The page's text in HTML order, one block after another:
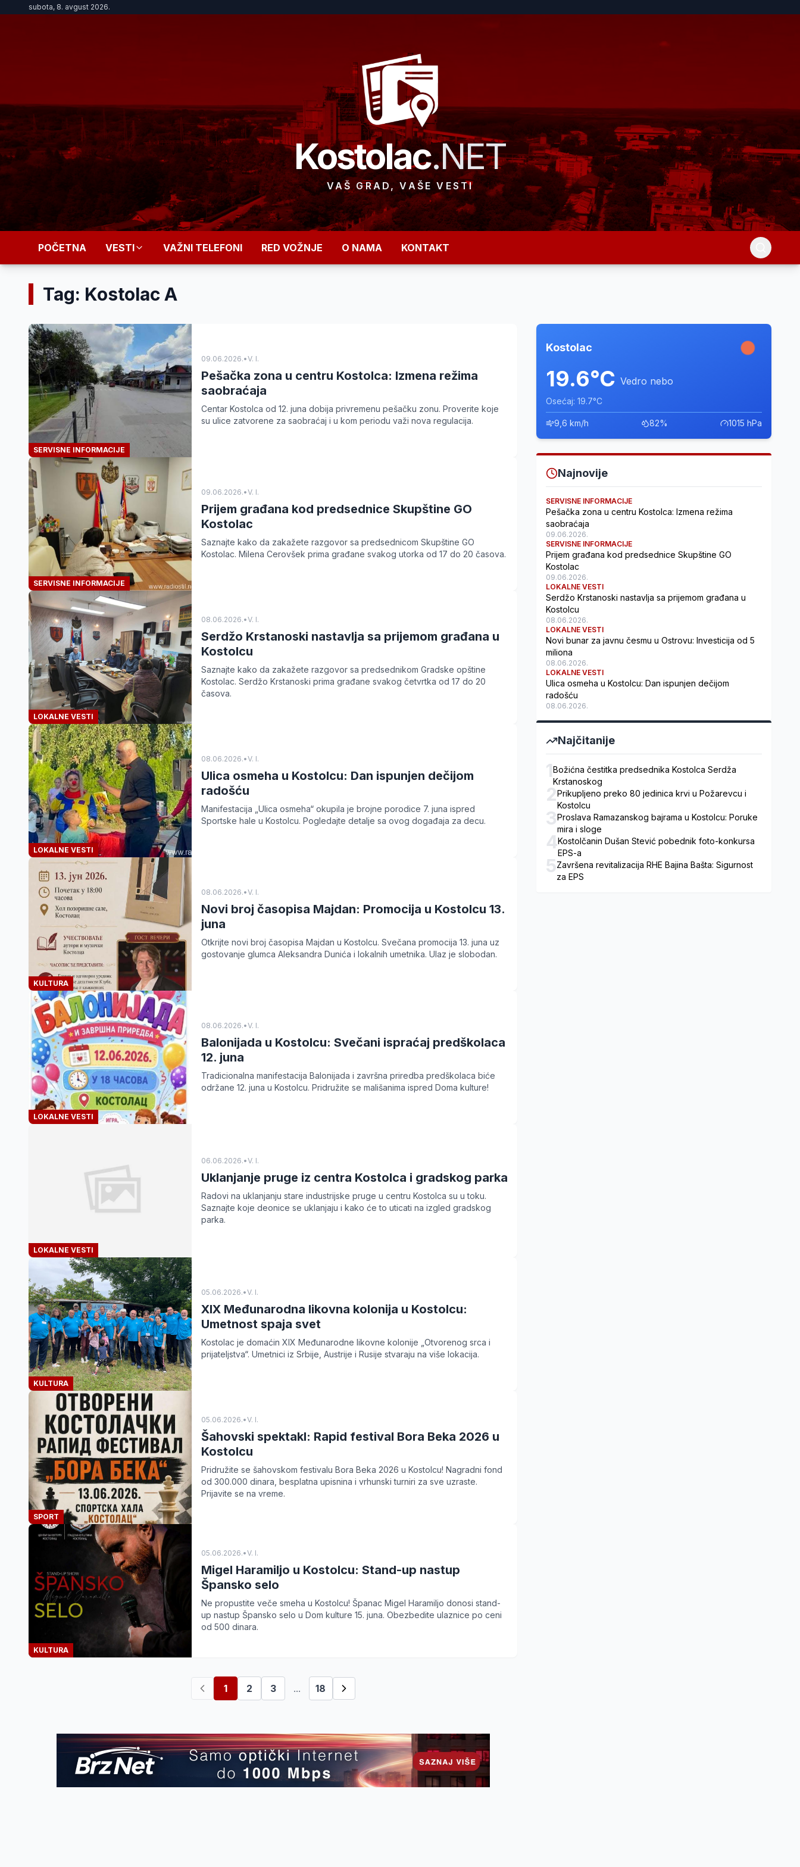
subota, 8. avgust 2026.
Kostolac.NET
VAŠ GRAD, VAŠE VESTI
POČETNA VESTI VAŽNI TELEFONI RED VOŽNJE O NAMA KONTAKT
Tag: Kostolac A
SERVISNE INFORMACIJE
09.06.2026.•V. I.
Pešačka zona u centru Kostolca: Izmena režima
saobraćaja
Centar Kostolca od 12. juna dobija privremenu pešačku zonu. Proverite koje
su ulice zatvorene za saobraćaj i u kom periodu važi nova regulacija.
SERVISNE INFORMACIJE
09.06.2026.•V. I.
Prijem građana kod predsednice Skupštine GO
Kostolac
Saznajte kako da zakažete razgovor sa predsednicom Skupštine GO
Kostolac. Milena Cerovšek prima građane svakog utorka od 17 do 20 časova.
LOKALNE VESTI
08.06.2026.•V. I.
Serdžo Krstanoski nastavlja sa prijemom građana u
Kostolcu
Saznajte kako da zakažete razgovor sa predsednikom Gradske opštine
Kostolac. Serdžo Krstanoski prima građane svakog četvrtka od 17 do 20
časova.
LOKALNE VESTI
08.06.2026.•V. I.
Ulica osmeha u Kostolcu: Dan ispunjen dečijom
radošću
Manifestacija „Ulica osmeha“ okupila je brojne porodice 7. juna ispred
Sportske hale u Kostolcu. Pogledajte detalje sa ovog događaja za decu.
KULTURA
08.06.2026.•V. I.
Novi broj časopisa Majdan: Promocija u Kostolcu 13.
juna
Otkrijte novi broj časopisa Majdan u Kostolcu. Svečana promocija 13. juna uz
gostovanje glumca Aleksandra Dunića i lokalnih umetnika. Ulaz je slobodan.
LOKALNE VESTI
08.06.2026.•V. I.
Balonijada u Kostolcu: Svečani ispraćaj predškolaca
12. juna
Tradicionalna manifestacija Balonijada i završna priredba predškolaca biće
održane 12. juna u Kostolcu. Pridružite se mališanima ispred Doma kulture!
LOKALNE VESTI
06.06.2026.•V. I.
Uklanjanje pruge iz centra Kostolca i gradskog parka
Radovi na uklanjanju stare industrijske pruge u centru Kostolca su u toku.
Saznajte koje deonice se uklanjaju i kako će to uticati na izgled gradskog
parka.
KULTURA
05.06.2026.•V. I.
XIX Međunarodna likovna kolonija u Kostolcu:
Umetnost spaja svet
Kostolac je domaćin XIX Međunarodne likovne kolonije „Otvorenog srca i
prijateljstva“. Umetnici iz Srbije, Austrije i Rusije stvaraju na više lokacija.
SPORT
05.06.2026.•V. I.
Šahovski spektakl: Rapid festival Bora Beka 2026 u
Kostolcu
Pridružite se šahovskom festivalu Bora Beka 2026 u Kostolcu! Nagradni fond
od 300.000 dinara, besplatna upisnina i vrhunski turniri za sve uzraste.
Prijavite se na vreme.
KULTURA
05.06.2026.•V. I.
Migel Haramiljo u Kostolcu: Stand-up nastup
Špansko selo
Ne propustite veče smeha u Kostolcu! Španac Migel Haramiljo donosi stand-
up nastup Špansko selo u Dom kulture 15. juna. Obezbedite ulaznice po ceni
od 500 dinara.
1 2 3 ... 18
Kostolac
19.6°C Vedro nebo
Osećaj: 19.7°C
9,6 km/h 82% 1015 hPa
Najnovije
SERVISNE INFORMACIJE
Pešačka zona u centru Kostolca: Izmena režima
saobraćaja
09.06.2026.
SERVISNE INFORMACIJE
Prijem građana kod predsednice Skupštine GO
Kostolac
09.06.2026.
LOKALNE VESTI
Serdžo Krstanoski nastavlja sa prijemom građana u
Kostolcu
08.06.2026.
LOKALNE VESTI
Novi bunar za javnu česmu u Ostrovu: Investicija od 5
miliona
08.06.2026.
LOKALNE VESTI
Ulica osmeha u Kostolcu: Dan ispunjen dečijom
radošću
08.06.2026.
Najčitanije
1Božićna čestitka predsednika Kostolca Serdža
Krstanoskog
2Prikupljeno preko 80 jedinica krvi u Požarevcu i
Kostolcu
3Proslava Ramazanskog bajrama u Kostolcu: Poruke
mira i sloge
4Kostolčanin Dušan Stević pobednik foto-konkursa
EPS-a
5Završena revitalizacija RHE Bajina Bašta: Sigurnost
za EPS